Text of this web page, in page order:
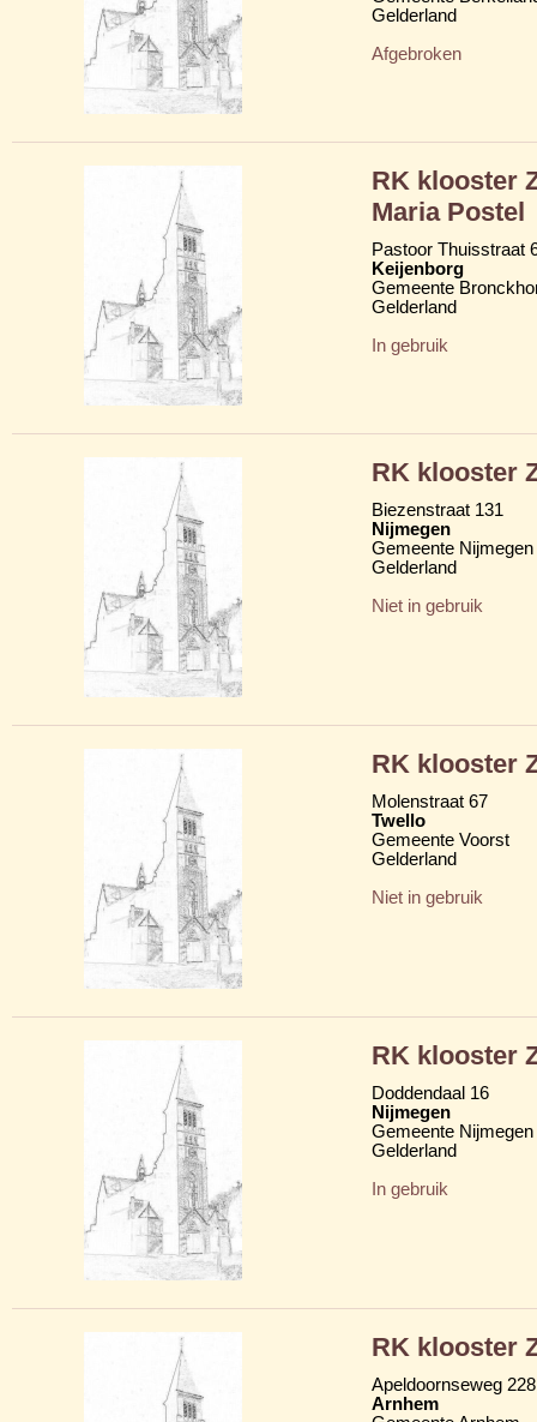
Gelderland
Afgebroken
RK klooster
Maria Postel
Pastoor Thuisstraat
Keijenborg
Gemeente
Gelderland
In gebruik
RK klooster
Biezenstraat 131
Nijmegen
Gemeente Nijmegen
Gelderland
Niet in gebruik
RK klooster
Molenstraat 67
Twello
Gemeente Voorst
Gelderland
Niet in gebruik
RK klooster
Doddendaal 16
Nijmegen
Gemeente Nijmegen
Gelderland
In gebruik
RK klooster
Apeldoornseweg 228
Arnhem